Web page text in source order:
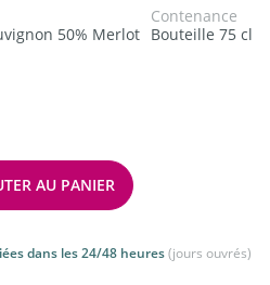
50% Merlot
Contenance
Bouteille 75 cl
AU PANIER
dans les 24/48 heures(jours ouvrés)